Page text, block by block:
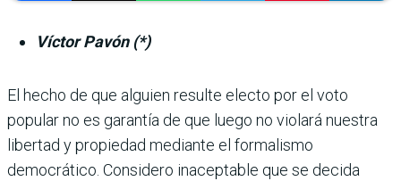
Víctor Pavón (*)
El hecho de que alguien resulte electo por el voto
popular no es garantía de que luego no violará nues­tra
libertad y propiedad mediante el formalismo
democrático. Considero inaceptable que se decida